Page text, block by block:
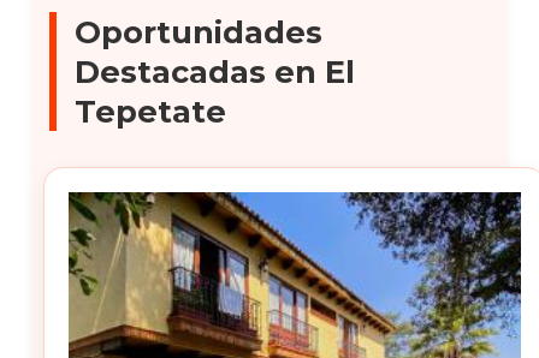
Oportunidades
Destacadas en El
Tepetate